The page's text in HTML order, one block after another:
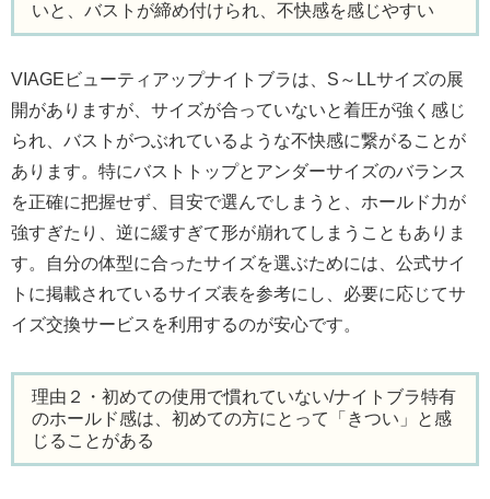
いと、バストが締め付けられ、不快感を感じやすい
VIAGEビューティアップナイトブラは、S～LLサイズの展
開がありますが、サイズが合っていないと着圧が強く感じ
られ、バストがつぶれているような不快感に繋がることが
あります。特にバストトップとアンダーサイズのバランス
を正確に把握せず、目安で選んでしまうと、ホールド力が
強すぎたり、逆に緩すぎて形が崩れてしまうこともありま
す。自分の体型に合ったサイズを選ぶためには、公式サイ
トに掲載されているサイズ表を参考にし、必要に応じてサ
イズ交換サービスを利用するのが安心です。
理由２・初めての使用で慣れていない/ナイトブラ特有
のホールド感は、初めての方にとって「きつい」と感
じることがある